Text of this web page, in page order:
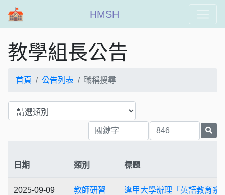
HMSH
教學組長公告
首頁 公告列表 職稱搜尋
日期 類別 標題
2025-09-09 教師研習
逢甲大學辦理「英語教育系